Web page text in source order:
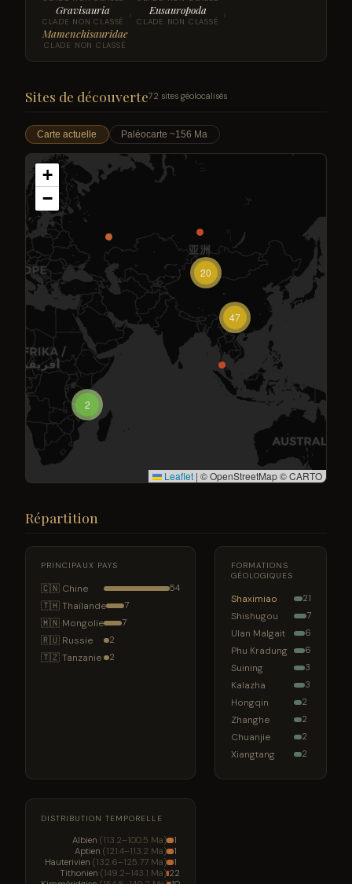
Gravisauria
CLADE NON CLASSÉ › Eusauropoda
CLADE NON CLASSÉ ›
Mamenchisauridae
CLADE NON CLASSÉ
Sites de découverte72 sites géolocalisés
Carte actuelle Paléocarte ~156 Ma
2
20
47
+
−
Leaflet | © OpenStreetMap © CARTO
Répartition
PRINCIPAUX PAYS
🇨🇳 Chine 54
🇹🇭 Thaïlande 7
🇲🇳 Mongolie 7
🇷🇺 Russie 2
🇹🇿 Tanzanie 2
FORMATIONS
GÉOLOGIQUES
Shaximiao 21
Shishugou 7
Ulan Malgait 6
Phu Kradung 6
Suining 3
Kalazha 3
Hongqin 2
Zhanghe 2
Chuanjie 2
Xiangtang 2
DISTRIBUTION TEMPORELLE
Albien (113.2–100.5 Ma)
1
Aptien (121.4–113.2 Ma)
1
Hauterivien (132.6–125.77 Ma)
1
Tithonien (149.2–143.1 Ma) 22